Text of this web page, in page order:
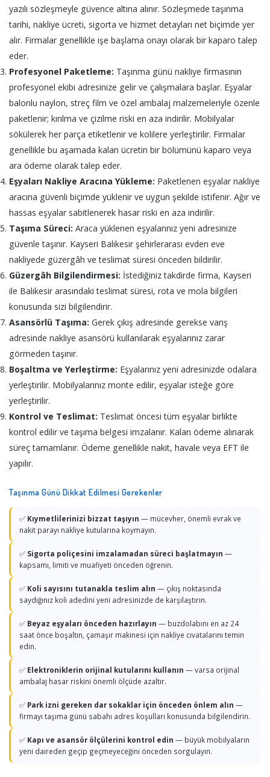
yazılı sözleşmeyle güvence altına alınır. Sözleşmede taşınma
tarihi, nakliye ücreti, sigorta ve hizmet detayları net biçimde yer
alır. Firmalar genellikle işe başlama onayı olarak bir kaparo talep
eder.
Profesyonel Paketleme: Taşınma günü nakliye firmasının
profesyonel ekibi adresinize gelir ve çalışmalara başlar. Eşyalar
balonlu naylon, streç film ve özel ambalaj malzemeleriyle özenle
paketlenir; kırılma ve çizilme riski en aza indirilir. Mobilyalar
sökülerek her parça etiketlenir ve kolilere yerleştirilir. Firmalar
genellikle bu aşamada kalan ücretin bir bölümünü kaparo veya
ara ödeme olarak talep eder.
Eşyaları Nakliye Aracına Yükleme: Paketlenen eşyalar nakliye
aracına güvenli biçimde yüklenir ve uygun şekilde istifenir. Ağır ve
hassas eşyalar sabitlenerek hasar riski en aza indirilir.
Taşıma Süreci: Araca yüklenen eşyalarınız yeni adresinize
güvenle taşınır. Kayseri Balıkesir şehirlerarası evden eve
nakliyede güzergâh ve teslimat süresi önceden bildirilir.
Güzergâh Bilgilendirmesi: İstediğiniz takdirde firma, Kayseri
ile Balıkesir arasındaki teslimat süresi, rota ve mola bilgileri
konusunda sizi bilgilendirir.
Asansörlü Taşıma: Gerek çıkış adresinde gerekse varış
adresinde nakliye asansörü kullanılarak eşyalarınız zarar
görmeden taşınır.
Boşaltma ve Yerleştirme: Eşyalarınız yeni adresinizde odalara
yerleştirilir. Mobilyalarınız monte edilir, eşyalar isteğe göre
yerleştirilir.
Kontrol ve Teslimat: Teslimat öncesi tüm eşyalar birlikte
kontrol edilir ve taşıma belgesi imzalanır. Kalan ödeme alınarak
süreç tamamlanır. Ödeme genellikle nakit, havale veya EFT ile
yapılır.
Taşınma Günü Dikkat Edilmesi Gerekenler
✅ Kıymetlilerinizi bizzat taşıyın — mücevher, önemli evrak ve
nakit parayı nakliye kutularına koymayın.
✅ Sigorta poliçesini imzalamadan süreci başlatmayın —
kapsamı, limiti ve muafiyeti önceden öğrenin.
✅ Koli sayısını tutanakla teslim alın — çıkış noktasında
saydığınız koli adedini yeni adresinizde de karşılaştırın.
✅ Beyaz eşyaları önceden hazırlayın — buzdolabını en az 24
saat önce boşaltın, çamaşır makinesi için nakliye cıvatalarını temin
edin.
✅ Elektroniklerin orijinal kutularını kullanın — varsa orijinal
ambalaj hasar riskini önemli ölçüde azaltır.
✅ Park izni gereken dar sokaklar için önceden önlem alın —
firmayı taşıma günü sabahı adres koşulları konusunda bilgilendirin.
✅ Kapı ve asansör ölçülerini kontrol edin — büyük mobilyaların
yeni daireden geçip geçmeyeceğini önceden sorgulayın.